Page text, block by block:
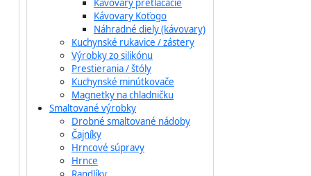
Kávovary pretláčacie
Kávovary Koťogo
Náhradné diely (kávovary)
Kuchynské rukavice / zástery
Výrobky zo silikónu
Prestierania / štóly
Kuchynské minútkovače
Magnetky na chladničku
Smaltované výrobky
Drobné smaltované nádoby
Čajníky
Hrncové súpravy
Hrnce